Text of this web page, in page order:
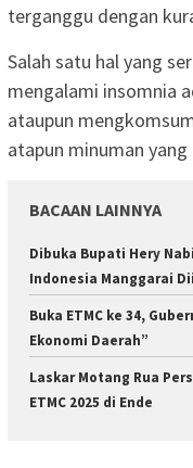
terganggu dengan
Salah satu hal yang
mengalami insomnia
ataupun
atapun minuman
BACAAN LAINNYA
Dibuka Bupati Hery
Indonesia Manggarai
Buka ETMC ke 34,
Ekonomi Daerah”
Laskar Motang Rua
ETMC 2025 di Ende